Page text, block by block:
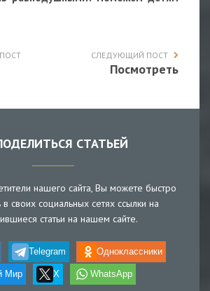
СЛЕДУЮЩИЙ ПОСТ
Посмотреть
СТАТЬЕЙ
нашего сайта, Вы можете быстро
в своих социальных сетях ссылки на
статьи на нашем сайте.
Telegram Одноклассники
Мир X WhatsApp